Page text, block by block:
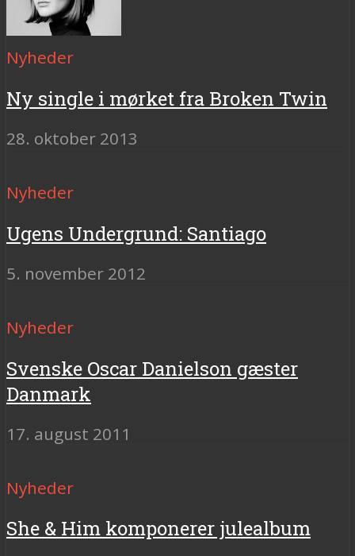
Nyheder
Ny single i mørket fra Broken Twin
28. oktober 2013
Nyheder
Ugens Undergrund: Santiago
5. november 2012
Nyheder
Svenske Oscar Danielson gæster
Danmark
17. august 2011
Nyheder
She & Him komponerer julealbum